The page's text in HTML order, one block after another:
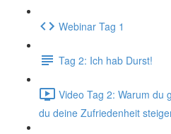
Webinar Tag 1
Tag 2: Ich hab Durst!
Video Tag 2: Warum du
du deine Zufriedenheit